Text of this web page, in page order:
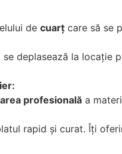
de cuarț care să se
deplasează la locație
profesională a
rapid și curat. Îți